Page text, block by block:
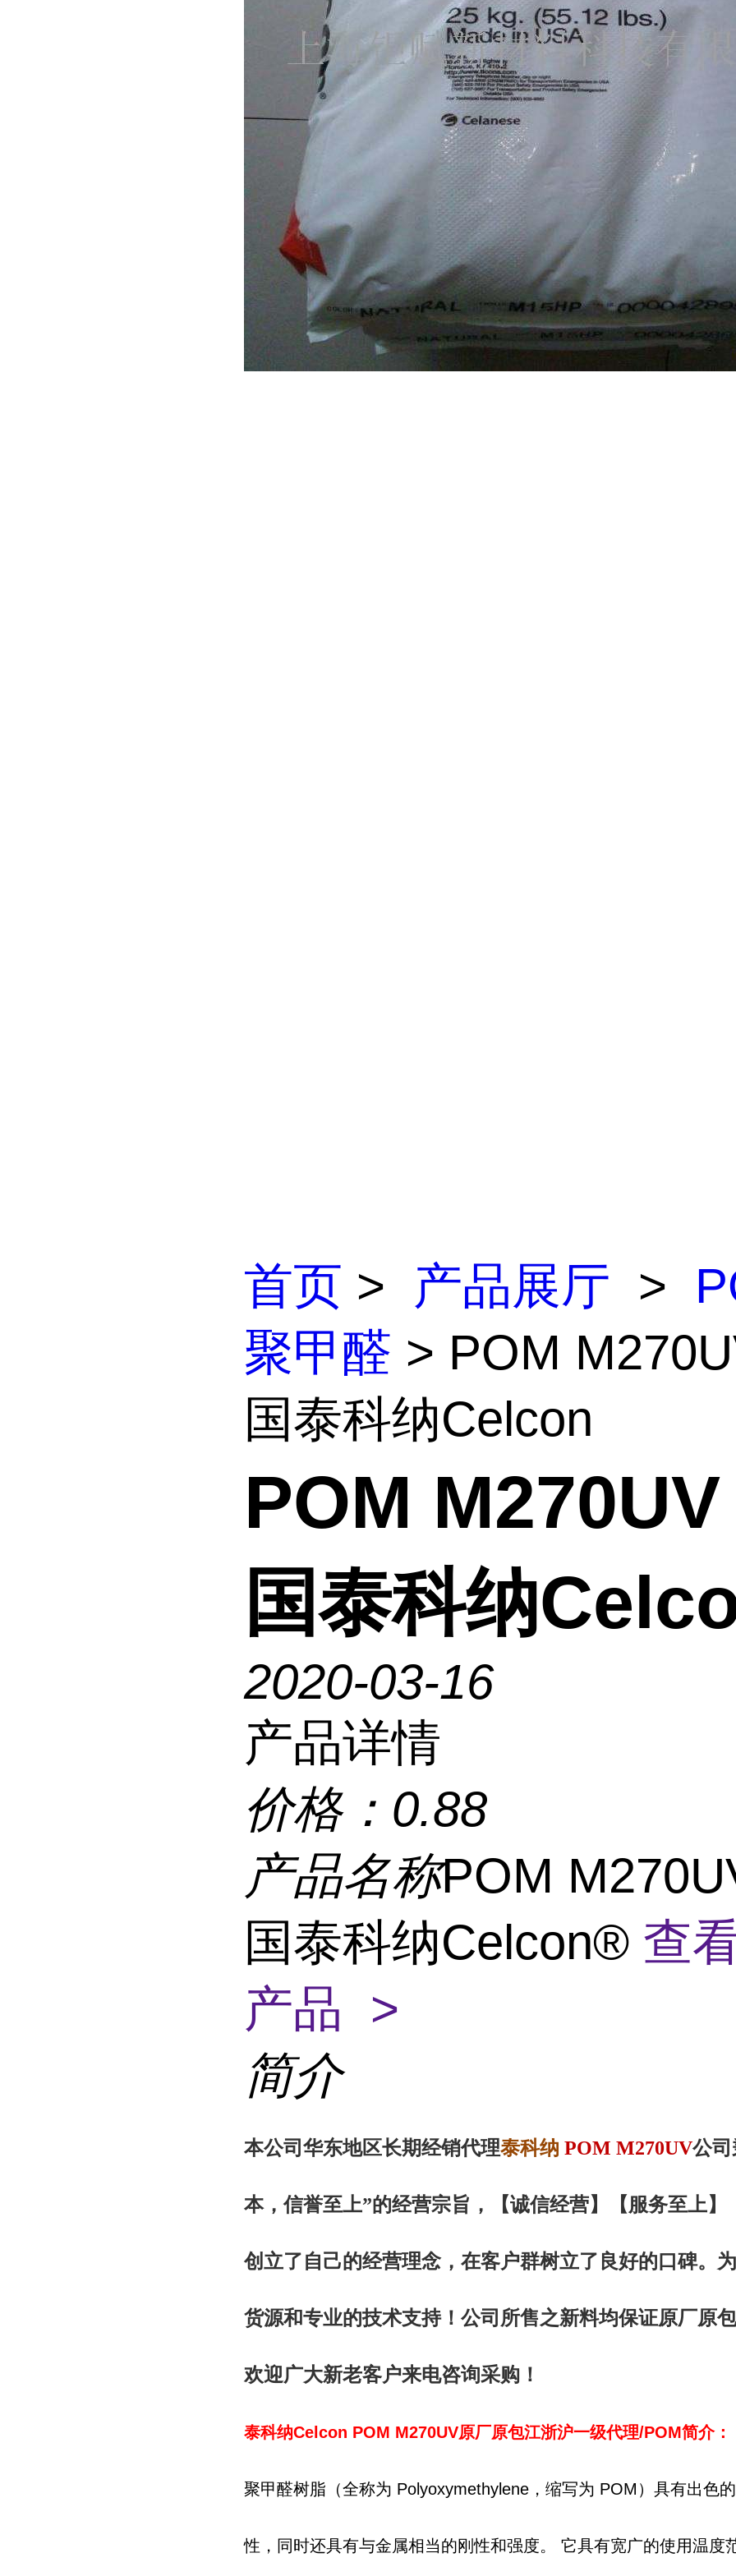
首页 > 产品展厅 >
聚甲醛 > POM
国泰科纳Celcon
POM
国泰科纳
2020-03-16
产品详情
价格： 0.88
产品名称POM
国泰科纳Celcon® 查
产品 >
简介
本公司华东地区长期经销代理泰科纳 POM M270UV公
本，信誉至上”的经营宗旨，【诚信经营】【服务至上】
创立了自己的经营理念，在客户群树立了良好的口碑。
货源和专业的技术支持！公司所售之新料均保证原厂原
欢迎广大新老客户来电咨询采购！
泰科纳Celcon POM M270UV原厂原包江浙沪一级代理/POM简介：
聚甲醛树脂（全称为 Polyoxymethylene ，缩写为 POM ）具有出色
性，同时还具有与金属相当的刚性和强度。 它具有宽广的使用温度